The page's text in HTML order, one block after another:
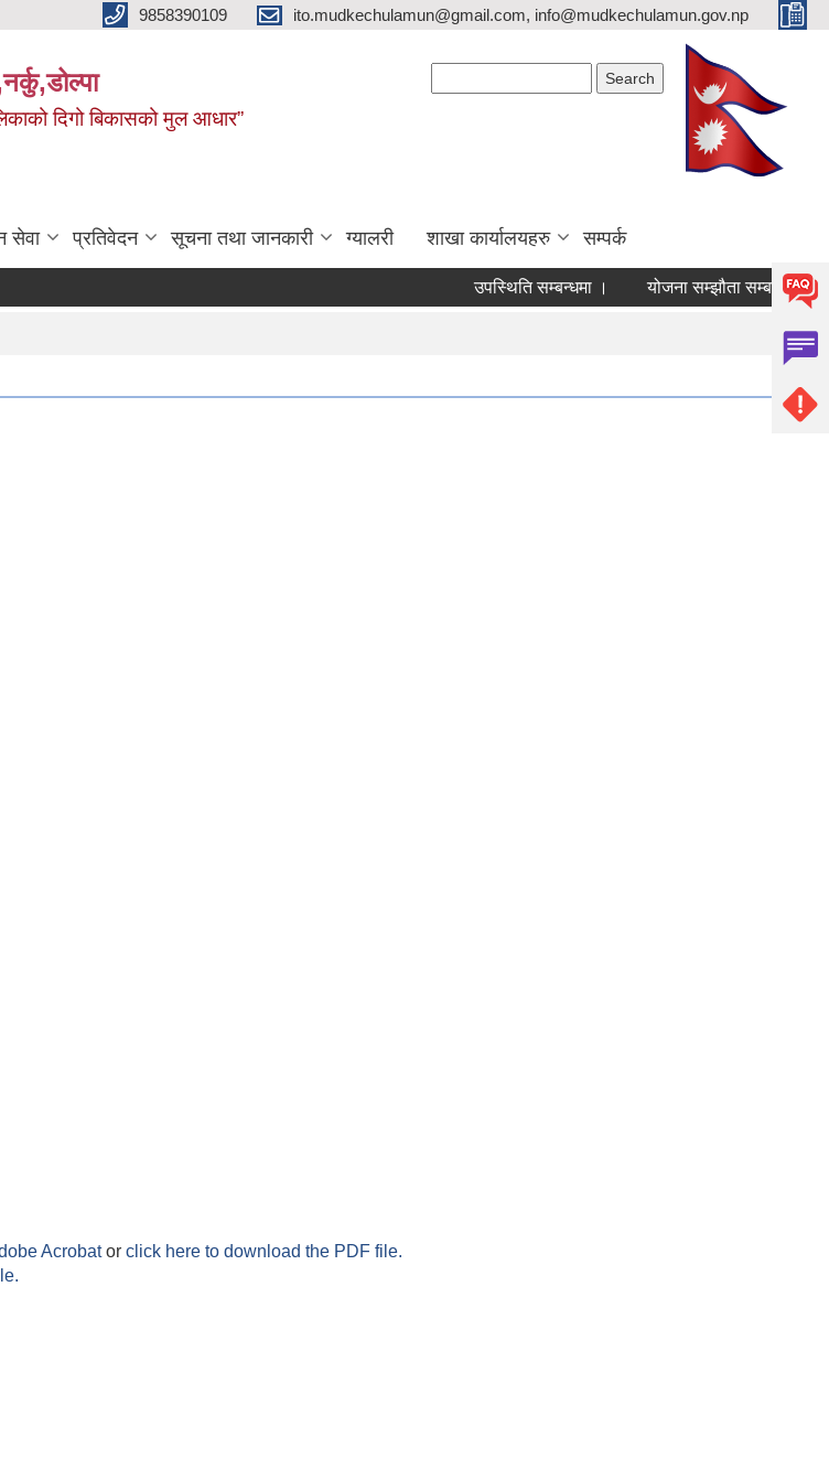
9858390109 ito.mudkechulamun@gmail.com, info@mudkechulamun.gov.np
दिगो बिकासको मुल आधार”
सेवा प्रतिवेदन सूचना तथा जानकारी ग्यालरी शाखा कार्यालयहरु सम्पर्क
उपस्थिति सम्बन्धमा । योजना सम्झौता सम्बन्धी जरुरी सूचना ।
Acrobator click here to download the PDF file.